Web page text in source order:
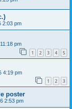
2:03 pm
pm
1 2 3 4 5
4:19 pm
1 2 3
poster
2:53 pm